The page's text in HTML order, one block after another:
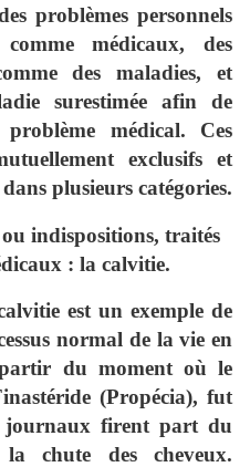
problèmes personnels
médicaux, des
des maladies, et
surestimée afin de
médical. Ces
exclusifs et
plusieurs catégories.
indispositions, traités
: la calvitie.
est un exemple de
normal de la vie en
du moment où le
(Propécia), fut
journaux firent part du
chute des cheveux.